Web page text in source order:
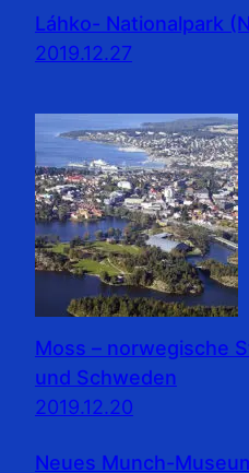
Láhko- Nationalpark
2019.12.27
Moss – norwegische
und Schweden
2019.12.20
Neues Munch-